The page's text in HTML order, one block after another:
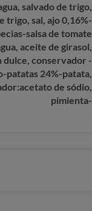
salvado de trigo,
trigo, sal, ajo 0,16%-
salsa de tomate
aceite de girasol,
dulce, conservador -
patatas 24%-patata,
de sódio,
pimienta-